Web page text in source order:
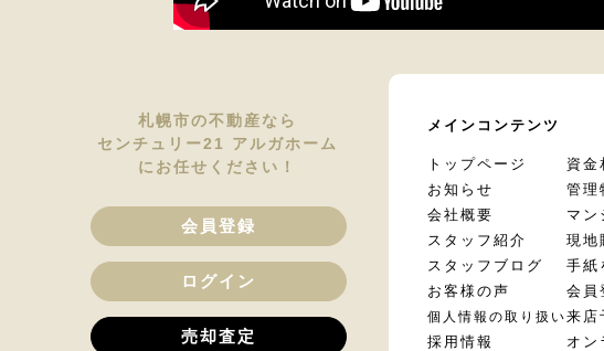
札幌市の不動産なら
センチュリー21 アルガホーム
にお任せください！
会員登録
ログイン
売却査定
メインコンテンツ
トップページ
お知らせ
会社概要
スタッフ紹介
スタッフブログ
お客様の声
個人情報の取り扱い
採用情報
資金
管理
マン
現地
手紙
会員
来店
オン